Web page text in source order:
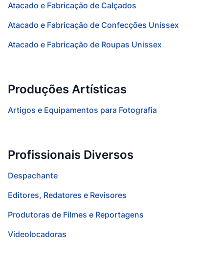
Atacado e Fabricação de Calçados
Atacado e Fabricação de Confecções Unissex
Atacado e Fabricação de Roupas Unissex
Produções Artísticas
Artigos e Equipamentos para Fotografia
Profissionais Diversos
Despachante
Editores, Redatores e Revisores
Produtoras de Filmes e Reportagens
Videolocadoras